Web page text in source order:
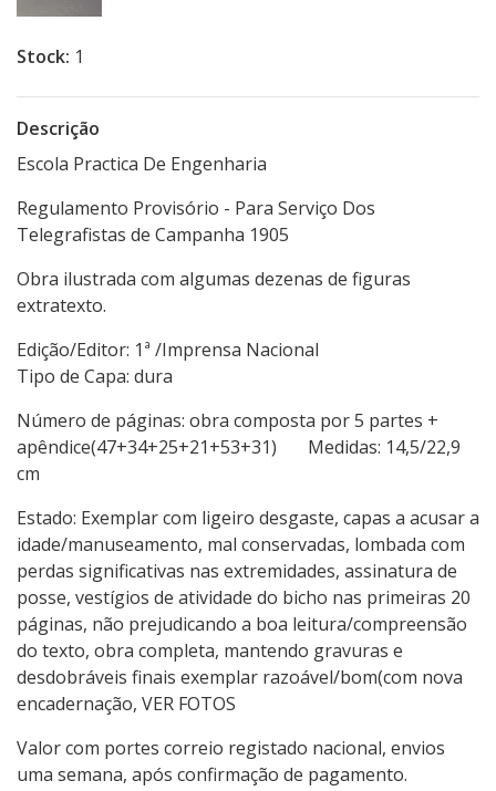
Stock: 1
Descrição
Escola Practica De Engenharia
Regulamento Provisório - Para Serviço Dos
Telegrafistas de Campanha 1905
Obra ilustrada com algumas dezenas de figuras
extratexto.
Edição/Editor: 1ª /Imprensa Nacional
Tipo de Capa: dura
Número de páginas: obra composta por 5 partes +
apêndice(47+34+25+21+53+31) Medidas: 14,5/22,9
cm
Estado: Exemplar com ligeiro desgaste, capas a acusar a
idade/manuseamento, mal conservadas, lombada com
perdas significativas nas extremidades, assinatura de
posse, vestígios de atividade do bicho nas primeiras 20
páginas, não prejudicando a boa leitura/compreensão
do texto, obra completa, mantendo gravuras e
desdobráveis finais exemplar razoável/bom(com nova
encadernação, VER FOTOS
Valor com portes correio registado nacional, envios
uma semana, após confirmação de pagamento.